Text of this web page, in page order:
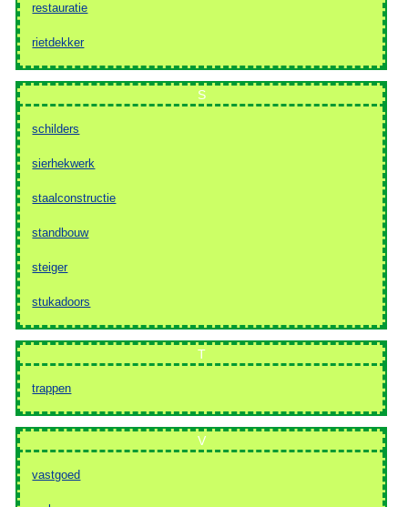
restauratie
rietdekker
S
schilders
sierhekwerk
staalconstructie
standbouw
steiger
stukadoors
T
trappen
V
vastgoed